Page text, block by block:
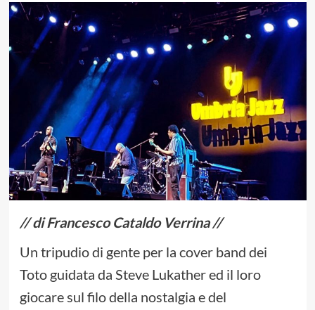
// di Francesco Cataldo Verrina //
Un tripudio di gente per la cover band dei
Toto guidata da Steve Lukather ed il loro
giocare sul filo della nostalgia e del